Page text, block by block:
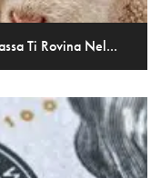
Ti Rovina Nel...